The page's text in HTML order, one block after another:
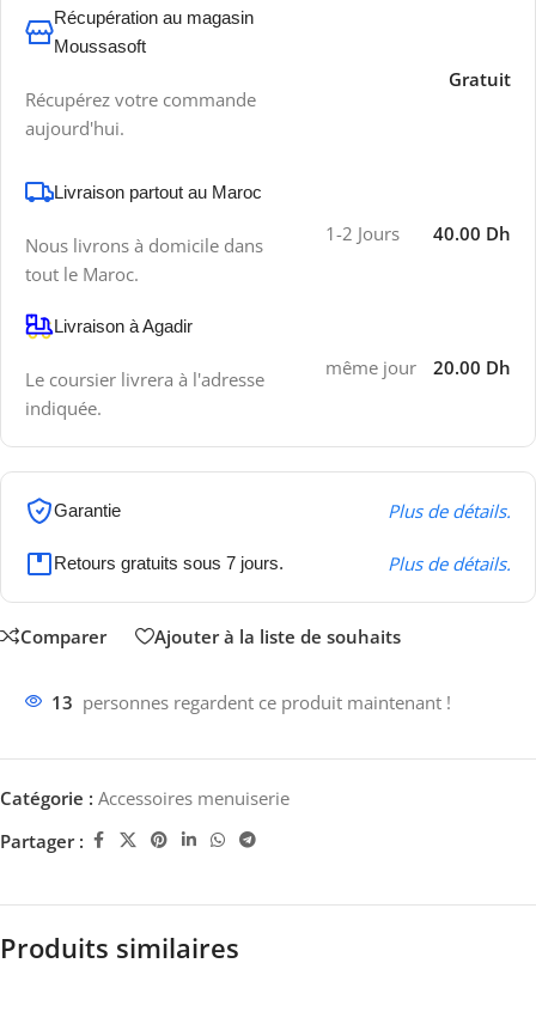
Récupération au magasin
Moussasoft
Récupérez votre commande
aujourd'hui.
Gratuit
Livraison partout au Maroc
Nous livrons à domicile dans
tout le Maroc.
1-2 Jours 40.00 Dh
Livraison à Agadir
Le coursier livrera à l'adresse
indiquée.
même jour 20.00 Dh
Garantie Plus de détails.
Retours gratuits sous 7 jours. Plus de détails.
Comparer Ajouter à la liste de souhaits
13 personnes regardent ce produit maintenant !
Catégorie : Accessoires menuiserie
Partager :
Produits similaires